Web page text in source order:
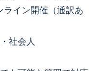
ライン開催（通訳あ
社会人